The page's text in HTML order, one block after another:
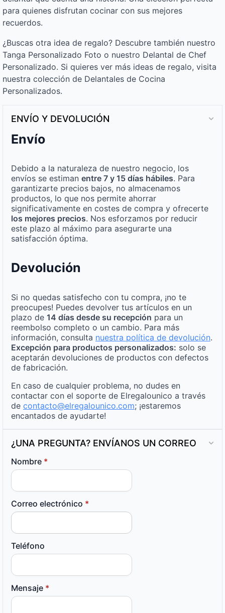
para quienes disfrutan cocinar con sus mejores
recuerdos.
¿Buscas otra idea de regalo? Descubre también nuestro
Tanga Personalizado Foto o nuestro Delantal de Chef
Personalizado. Si quieres ver más ideas de regalo, visita
nuestra colección de Delantales de Cocina
Personalizados.
ENVÍO Y DEVOLUCIÓN
Envío
Debido a la naturaleza de nuestro negocio, los
envíos se estiman entre 7 y 15 días hábiles. Para
garantizarte precios bajos, no almacenamos
productos, lo que nos permite ahorrar
significativamente en costes de compra y ofrecerte
los mejores precios. Nos esforzamos por reducir
este plazo al máximo para asegurarte una
satisfacción óptima.
Devolución
Si no quedas satisfecho con tu compra, ¡no te
preocupes! Puedes devolver tus artículos en un
plazo de 14 días desde su recepción para un
reembolso completo o un cambio. Para más
información, consulta nuestra política de devolución.
Excepción para productos personalizados: solo se
aceptarán devoluciones de productos con defectos
de fabricación.
En caso de cualquier problema, no dudes en
contactar con el soporte de Elregalounico a través
de contacto@elregalounico.com; ¡estaremos
encantados de ayudarte!
¿UNA PREGUNTA? ENVÍANOS UN CORREO
Nombre *
Correo electrónico *
Teléfono
Mensaje *